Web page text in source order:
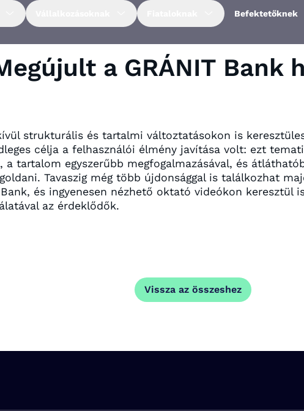
Befektetőknek
a GRÁNIT Bank
strukturális és tartalmi változtatásokon is
célja a felhasználói élmény javítása volt: ezt
a tartalom egyszerűbb megfogalmazásával, és
Tavaszig még több újdonsággal is találkozhat
és ingyenesen nézhető oktató videókon keresztül
az érdeklődők.
Vissza az összeshez